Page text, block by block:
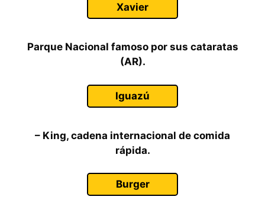
Xavier
Parque Nacional famoso por sus cataratas
(AR).
Iguazú
– King, cadena internacional de comida
rápida.
Burger